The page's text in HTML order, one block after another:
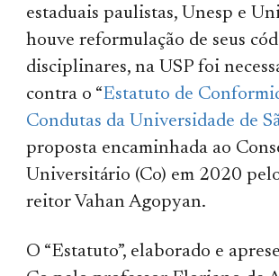
estaduais paulistas, Unesp e
houve reformulação de seus
disciplinares, na USP foi
contra o “Estatuto de
Condutas da Universidade de
proposta encaminhada ao
Universitário (Co) em 2020
reitor Vahan Agopyan.
O “Estatuto”, elaborado e